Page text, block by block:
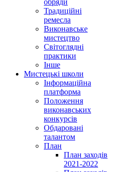
обряди
Традиційні
ремесла
Виконавське
мистецтво
Світоглядні
практики
Інше
Мистецькі школи
Інформаційна
платформа
Положення
виконавських
конкурсів
Обдаровані
талантом
План
План заходів
2021-2022